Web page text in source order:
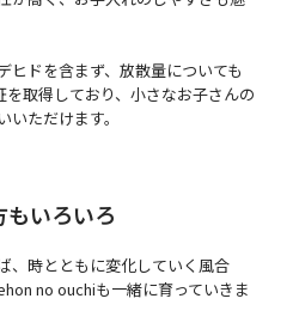
ヒドを含まず、放散量についても
取得しており、小さなお子さんの
ただけます。
いろいろ
、時とともに変化していく風合
no ouchiも一緒に育っていきま